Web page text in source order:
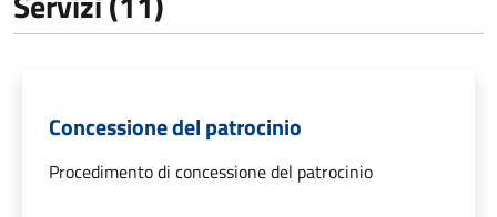
Concessione del patrocinio
Procedimento di concessione del patrocinio